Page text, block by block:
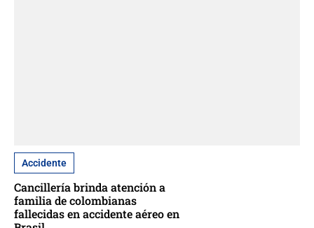
Accidente
Cancillería brinda atención a
familia de colombianas
fallecidas en accidente aéreo en